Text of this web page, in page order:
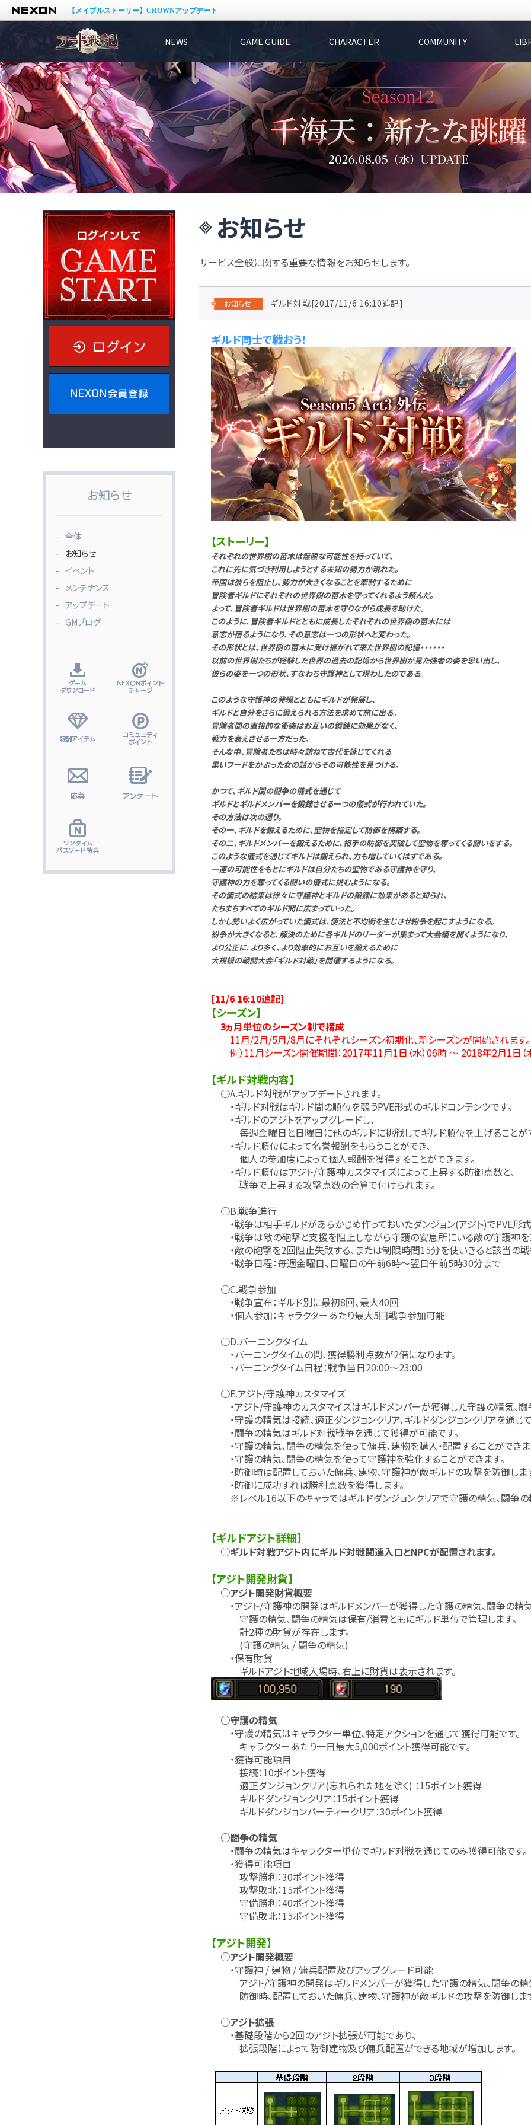
NEXON
【メイプルストーリー】CROWNアップデート
NEWS GAME GUIDE CHARACTER COMMUNITY
お知らせ
サービス全般に関する重要な情報をお知らせします。
お知らせ ギルド対戦[2017/11/6 16:10追記]
ギルド同士で戦おう！
【ストーリー】
それぞれの世界樹の苗木は無限な可能性を持っていて、
これに先に気づき利用しようとする未知の勢力が現れた。
帝国は彼らを阻止し、勢力が大きくなることを牽制するために
冒険者ギルドにそれぞれの世界樹の苗木を守ってくれるよう頼んだ。
よって、冒険者ギルドは世界樹の苗木を守りながら成長を助けた。
このように、冒険者ギルドとともに成長したそれぞれの世界樹の苗木には
意志が宿るようになり、その意志は一つの形状へと変わった。
その形状とは、世界樹の苗木に受け継がれて来た世界樹の記憶・・・・・・
以前の世界樹たちが経験した世界の過去の記憶から世界樹が見た強者の姿を思い出し、
彼らの姿を一つの形状、すなわち守護神として現わしたのである。
このような守護神の発現とともにギルドが発展し、
ギルドと自分をさらに鍛えられる方法を求めて旅に出る。
冒険者間の直接的な衝突はお互いの鍛錬に効果がなく、
戦力を衰えさせる一方だった。
そんな中、冒険者たちは時々訪ねて古代を詠じてくれる
黒いフードをかぶった女の話からその可能性を見つける。
かつて、ギルド間の闘争の儀式を通じて
ギルドとギルドメンバーを鍛錬させる一つの儀式が行われていた。
その方法は次の通り。
その一、ギルドを鍛えるために、聖物を指定して防御を構築する。
その二、ギルドメンバーを鍛えるために、相手の防御を突破して聖物を奪ってくる闘いをする。
このような儀式を通じてギルドは鍛えられ、力も増していくはずである。
一連の可能性をもとにギルドは自分たちの聖物である守護神を守り、
守護神の力を奪ってくる闘いの儀式に挑むようになる。
その儀式の結果は徐々に守護神とギルドの鍛錬に効果があると知られ、
たちまちすべてのギルド間に広まっていった。
しかし勢いよく広がっていた儀式は、便法と不均衡を生じさせ紛争を起こすようになる。
紛争が大きくなると、解決のために各ギルドのリーダーが集まって大会議を開くようになり、
より公正に、より多く、より効率的にお互いを鍛えるために
大規模の戦闘大会「ギルド対戦」を開催するようになる。
[11/6 16:10追記]
【シーズン】
3ヵ月単位のシーズン制で構成
11月/2月/5月/8月にそれぞれシーズン初期化、新シーズンが開始されます。
例）11月シーズン開催期間：2017年11月1日（水）06時 ～ 2018年2月1日（
【ギルド対戦内容】
○A.ギルド対戦がアップデートされます。
・ギルド対戦はギルド間の順位を競うPVE形式のギルドコンテンツです。
・ギルドのアジトをアップグレードし、
毎週金曜日と日曜日に他のギルドに挑戦してギルド順位を上げることがで
・ギルド順位によって名誉報酬をもらうことができ、
個人の参加度によって個人報酬を獲得することができます。
・ギルド順位はアジト/守護神カスタマイズによって上昇する防御点数と、
戦争で上昇する攻撃点数の合算で付けられます。
○B.戦争進行
・戦争は相手ギルドがあらかじめ作っておいたダンジョン(アジト)でPVE形式
・戦争は敵の砲撃と支援を阻止しながら守護の安息所にいる敵の守護神を
・敵の砲撃を2回阻止失敗する、または制限時間15分を使いきると該当の戦
・戦争日程：毎週金曜日、日曜日の午前6時～翌日午前5時30分まで
○C.戦争参加
・戦争宣布：ギルド別に最初8回、最大40回
・個人参加：キャラクターあたり最大5回戦争参加可能
○D.バーニングタイム
・バーニングタイムの間、獲得勝利点数が2倍になります。
・バーニングタイム日程：戦争当日20:00～23:00
○E.アジト/守護神カスタマイズ
・アジト/守護神のカスタマイズはギルドメンバーが獲得した守護の精気、闘
・守護の精気は接続、適正ダンジョンクリア、ギルドダンジョンクリアを通じ
・闘争の精気はギルド対戦戦争を通じて獲得が可能です。
・守護の精気、闘争の精気を使って傭兵、建物を購入・配置することができま
・守護の精気、闘争の精気を使って守護神を強化することができます。
・防御時は配置しておいた傭兵、建物、守護神が敵ギルドの攻撃を防御しま
・防御に成功すれば勝利点数を獲得します。
※レベル16以下のキャラではギルドダンジョンクリアで守護の精気、闘争の
【ギルドアジト詳細】
○ギルド対戦アジト内にギルド対戦関連入口とNPCが配置されます。
【アジト開発財貨】
○アジト開発財貨概要
・アジト/守護神の開発はギルドメンバーが獲得した守護の精気、闘争の精気
守護の精気、闘争の精気は保有/消費ともにギルド単位で管理します。
計2種の財貨が存在します。
(守護の精気 / 闘争の精気)
・保有財貨
ギルドアジト地域入場時、右上に財貨は表示されます。
○守護の精気
・守護の精気はキャラクター単位、特定アクションを通じて獲得可能です。
キャラクターあたり一日最大5,000ポイント獲得可能です。
・獲得可能項目
接続：10ポイント獲得
適正ダンジョンクリア(忘れられた地を除く) ：15ポイント獲得
ギルドダンジョンクリア：15ポイント獲得
ギルドダンジョンパーティークリア：30ポイント獲得
○闘争の精気
・闘争の精気はキャラクター単位でギルド対戦を通じてのみ獲得可能です。
・獲得可能項目
攻撃勝利：30ポイント獲得
攻撃敗北：15ポイント獲得
守備勝利：40ポイント獲得
守備敗北：15ポイント獲得
【アジト開発】
○アジト開発概要
・守護神 / 建物 / 傭兵配置及びアップグレード可能
アジト/守護神の開発はギルドメンバーが獲得した守護の精気、闘争の精
防御時、配置しておいた傭兵、建物、守護神が敵ギルドの攻撃を防御しま
○アジト拡張
・基礎段階から2回のアジト拡張が可能であり、
拡張段階によって防御建物及び傭兵配置ができる地域が増加します。
NEXON会員登録
お知らせ
全体
お知らせ
イベント
メンテナンス
アップデート
GMブログ